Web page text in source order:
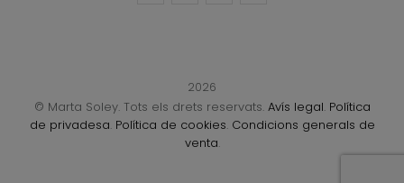
2026
© Marta Soley. Tots els drets reservats. Avís legal. Política
de privadesa. Política de cookies. Condicions generals de
venta.